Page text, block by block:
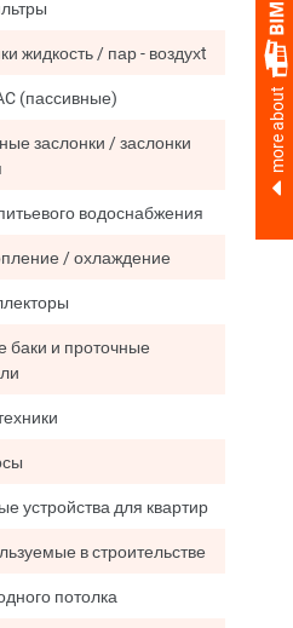
more about
жидкость / пар - воздухt
(пассивные)
заслонки / заслонки
водоснабжения
/ охлаждение
баки и проточные
устройства для квартир
в строительстве
потолка